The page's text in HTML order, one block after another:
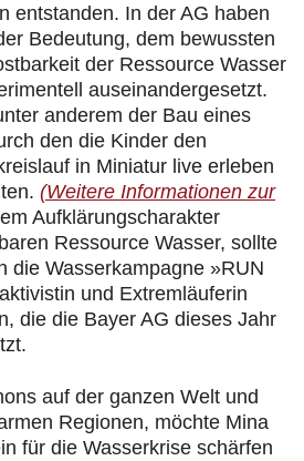
entstanden. In der AG haben
Bedeutung, dem bewussten
der Ressource Wasser
auseinandergesetzt.
anderem der Bau eines
den die Kinder den
in Miniatur live erleben
(Weitere Informationen zur
Aufklärungscharakter
Ressource Wasser, sollte
die Wasserkampagne »RUN
und Extremläuferin
die die Bayer AG dieses Jahr
auf der ganzen Welt und
Regionen, möchte Mina
für die Wasserkrise schärfen